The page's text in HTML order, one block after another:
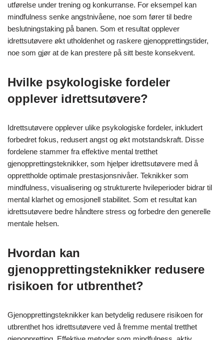
utførelse under trening og konkurranse. For eksempel kan
mindfulness senke angstnivåene, noe som fører til bedre
beslutningstaking på banen. Som et resultat opplever
idrettsutøvere økt utholdenhet og raskere gjenopprettingstider,
noe som gjør at de kan prestere på sitt beste konsekvent.
Hvilke psykologiske fordeler
opplever idrettsutøvere?
Idrettsutøvere opplever ulike psykologiske fordeler, inkludert
forbedret fokus, redusert angst og økt motstandskraft. Disse
fordelene stammer fra effektive mental tretthet
gjenopprettingsteknikker, som hjelper idrettsutøvere med å
opprettholde optimale prestasjonsnivåer. Teknikker som
mindfulness, visualisering og strukturerte hvileperioder bidrar til
mental klarhet og emosjonell stabilitet. Som et resultat kan
idrettsutøvere bedre håndtere stress og forbedre den generelle
mentale helsen.
Hvordan kan
gjenopprettingsteknikker redusere
risikoen for utbrenthet?
Gjenopprettingsteknikker kan betydelig redusere risikoen for
utbrenthet hos idrettsutøvere ved å fremme mental tretthet